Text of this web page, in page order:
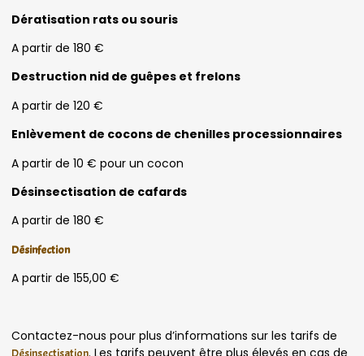
Dératisation rats ou souris
A partir de 180 €
Destruction nid de guêpes et frelons
A partir de 120 €
Enlèvement de cocons de chenilles processionnaires
A partir de 10 € pour un cocon
Désinsectisation de cafards
A partir de 180 €
Désinfection
A partir de 155,00 €
Contactez-nous pour plus d’informations sur les tarifs de
Désinsectisation. Les tarifs peuvent être plus élevés en cas de